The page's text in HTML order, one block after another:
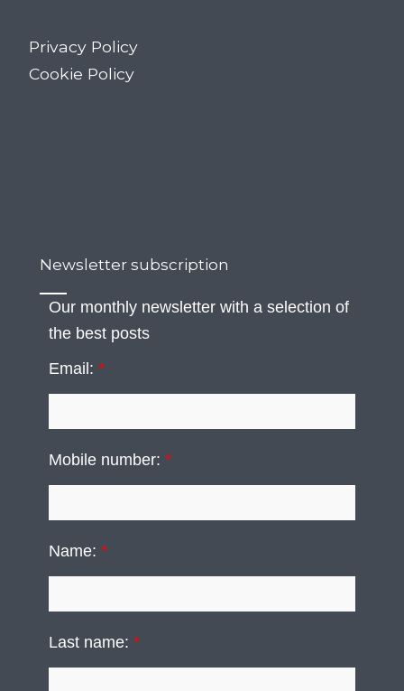
Privacy Policy
Cookie Policy
Newsletter subscription
Our monthly newsletter with a selection of
the best posts
Email:*
Mobile number:*
Name:*
Last name:*